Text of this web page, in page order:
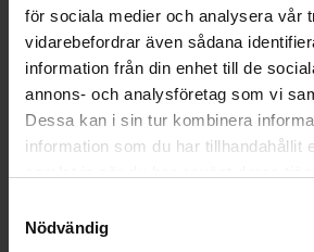
för sociala medier och analysera vår
vidarebefordrar även sådana
information från din enhet till de
annons- och analysföretag som vi
Dessa kan i sin tur kombinera
information som du har tillhandahållit
Nödvändig
Färg: Vit
Effekt (w): 700